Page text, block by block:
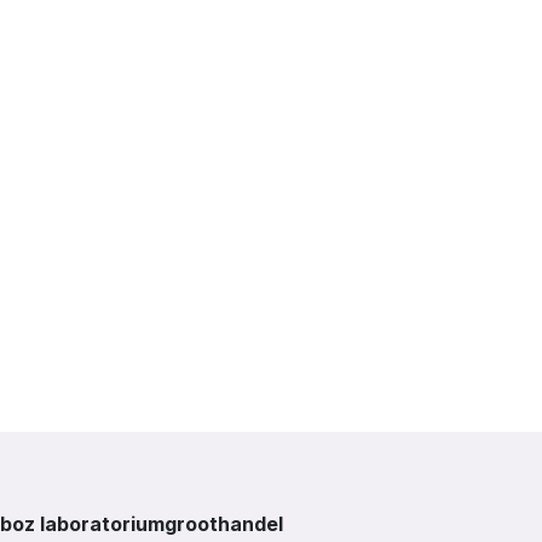
laboratoriumgroothandel